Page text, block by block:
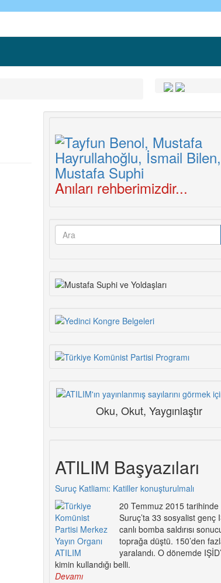
Anıları rehberimizdir...
Arama
Oku, Okut, Yaygınlaştır
ATILIM Başyazıları
Suruç Katliamı: Katiller konuşturulmalı
20 Temmuz 2015 tarihinde
Suruç’ta 33 sosyalist genç
canlı bomba saldırısı
toprağa düştü. 150’den
yaralandı. O dönemde
kimin kullandığı belli.
Devamı